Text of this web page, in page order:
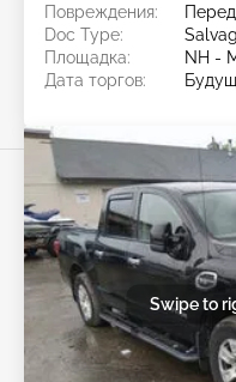
Повреждения:
Doc Type:
Площадка:
NH -
Дата торгов:
Swipe to